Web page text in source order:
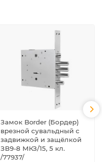
Замок Border (Бордер)
врезной сувальдный с
задвижкой и защёлкой
ЗВ9-8 МКЗ/15, 5 кл.
/77937/